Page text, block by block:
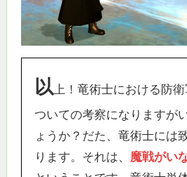
以上！竜術士における防
ついての考察になりますが
ょうか？だた、竜術士には
ります。それは、 魔戦がい